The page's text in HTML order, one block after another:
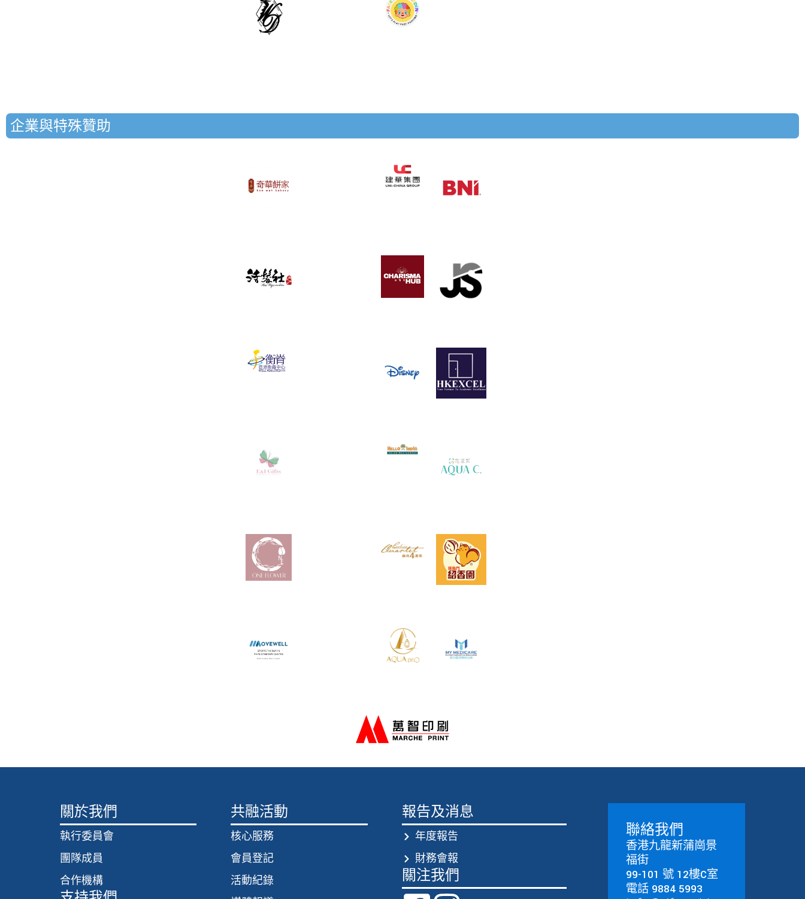
企業與特殊贊助
關於我們
執行委員會
團隊成員
合作機構
共融活動
核心服務
會員登記
活動紀錄
報告及消息
年度報告
財務會報
關注我們
聯絡我們
香港九龍新蒲崗景
福街
99-101 號 12樓C室
電話 9884 5993